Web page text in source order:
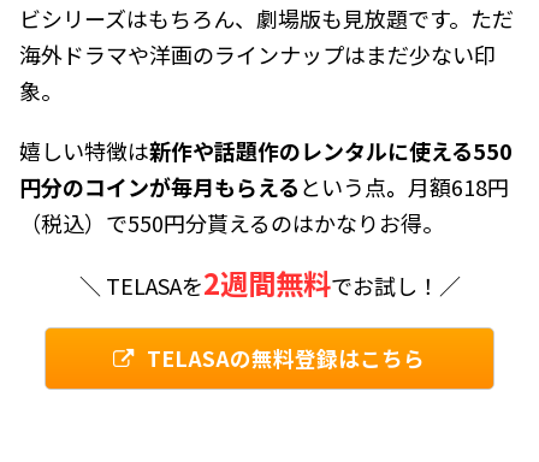
ビシリーズはもちろん、劇場版も見放題です。ただ
海外ドラマや洋画のラインナップはまだ少ない印
象。
嬉しい特徴は新作や話題作のレンタルに使える550
円分のコインが毎月もらえるという点。 月額618円
（税込）で550円分貰えるのはかなりお得。
＼ TELASAを2週間無料でお試し！／
TELASAの無料登録はこちら